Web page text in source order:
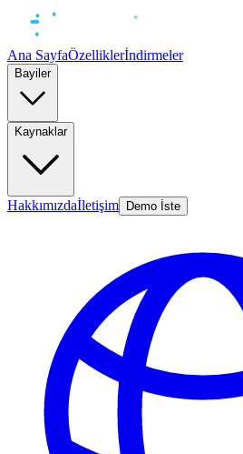
Ana SayfaÖzelliklerİndirmeler
Bayiler
Kaynaklar
Hakkımızdaİletişim Demo İste